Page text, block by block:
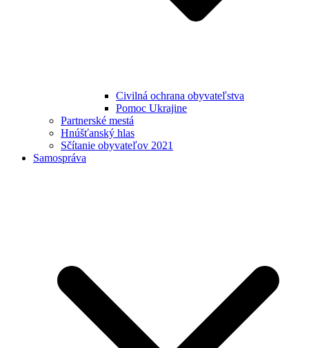
Civilná ochrana obyvateľstva
Pomoc Ukrajine
Partnerské mestá
Hnúšťanský hlas
Sčítanie obyvateľov 2021
Samospráva